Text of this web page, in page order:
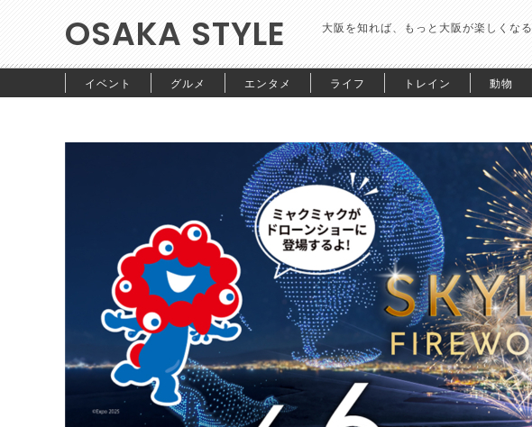
OSAKA STYLE 大阪を知れば、もっと大阪が楽しくなる
イベント グルメ エンタメ ライフ トレイン 動物